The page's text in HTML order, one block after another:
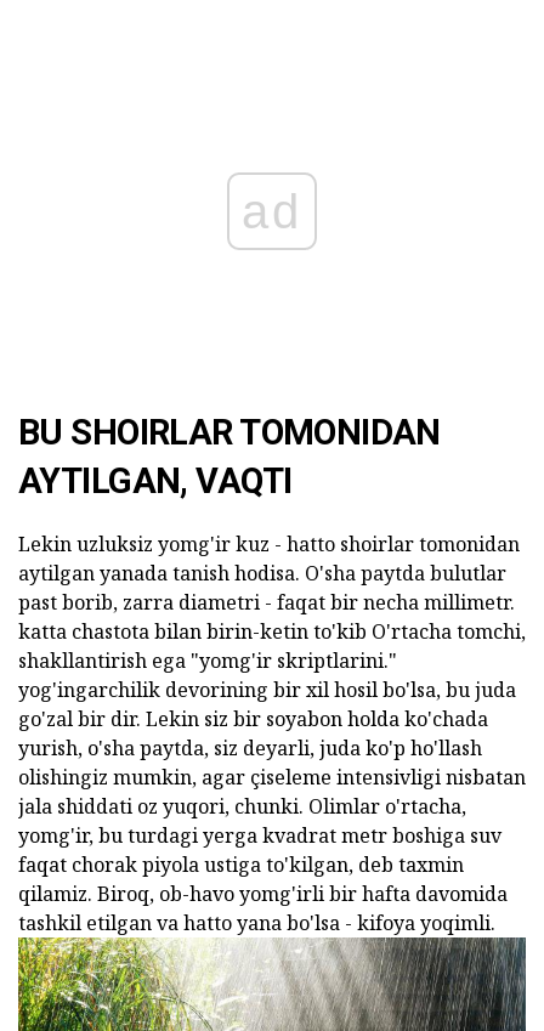
ad
BU SHOIRLAR TOMONIDAN
AYTILGAN, VAQTI
Lekin uzluksiz yomg'ir kuz - hatto shoirlar tomonidan
aytilgan yanada tanish hodisa. O'sha paytda bulutlar
past borib, zarra diametri - faqat bir necha millimetr.
katta chastota bilan birin-ketin to'kib O'rtacha tomchi,
shakllantirish ega "yomg'ir skriptlarini."
yog'ingarchilik devorining bir xil hosil bo'lsa, bu juda
go'zal bir dir. Lekin siz bir soyabon holda ko'chada
yurish, o'sha paytda, siz deyarli, juda ko'p ho'llash
olishingiz mumkin, agar çiseleme intensivligi nisbatan
jala shiddati oz yuqori, chunki. Olimlar o'rtacha,
yomg'ir, bu turdagi yerga kvadrat metr boshiga suv
faqat chorak piyola ustiga to'kilgan, deb taxmin
qilamiz. Biroq, ob-havo yomg'irli bir hafta davomida
tashkil etilgan va hatto yana bo'lsa - kifoya yoqimli.